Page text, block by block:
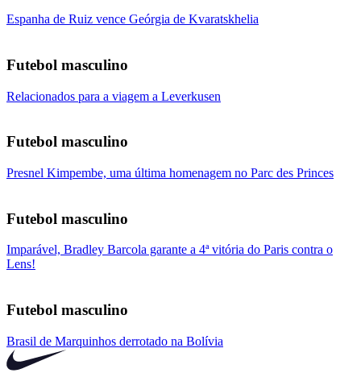
Espanha de Ruiz vence Geórgia de Kvaratskhelia
Futebol masculino
Relacionados para a viagem a Leverkusen
Futebol masculino
Presnel Kimpembe, uma última homenagem no Parc des Princes
Futebol masculino
Imparável, Bradley Barcola garante a 4ª vitória do Paris contra o
Lens!
Futebol masculino
Brasil de Marquinhos derrotado na Bolívia